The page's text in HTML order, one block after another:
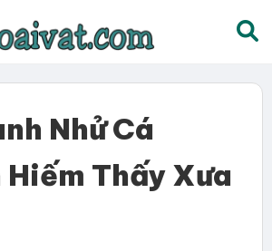
Nhử Cá
Hiếm Thấy Xưa